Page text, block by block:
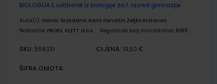
BIOLOGIJA 1; udžbenik iz biologije za 1. razred gimnazije
Autor(i): Gorica Grozdanić Karlo Horvatin Željko Krstanac
Nakladnik: PROFIL KLETT d.o.o. Registarski broj ministarstva: 6165
SKU: 556331 CIJENA: 19,50 €
ŠIFRA OMOTA: